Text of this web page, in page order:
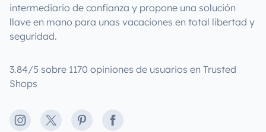
intermediario de confianza y propone una solución
llave en mano para unas vacaciones en total libertad y
seguridad.
3.84/5 sobre 1170 opiniones de usuarios en Trusted
Shops
Instagram
X PinterestFacebook